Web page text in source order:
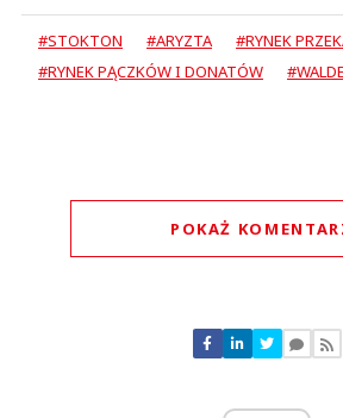
#STOKTON #ARYZTA
#RYNEK
#RYNEK PĄCZKÓW I DONATÓW
POKAŻ
Nie znaleziono
Zostaw swoje